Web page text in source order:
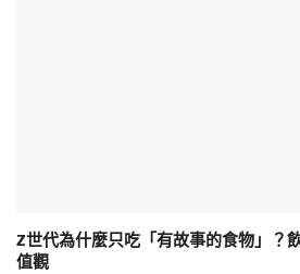
Z世代為什麼只吃「有故事的食物」？
值觀